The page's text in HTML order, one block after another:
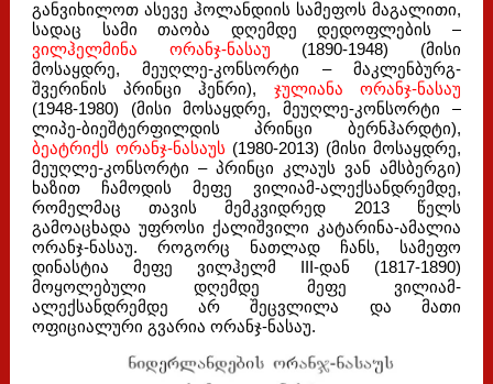
განვიხილოთ ასევე ჰოლანდიის სამეფოს მაგალითი,
სადაც სამი თაობა დღემდე დედოფლების –
ვილჰელმინა ორანჯ-ნასაუ (1890-1948) (მისი
მოსაყდრე, მეუღლე-კონსორტი – მაკლენბურგ-
შვერინის პრინცი ჰენრი), ჯულიანა ორანჯ-ნასაუ
(1948-1980) (მისი მოსაყდრე, მეუღლე-კონსორტი –
ლიპე-ბიეშტერფილდის პრინცი ბერნჰარდტი),
ბეატრიქს ორანჯ-ნასაუს (1980-2013) (მისი მოსაყდრე,
მეუღლე-კონსორტი – პრინცი კლაუს ვან ამსბერგი)
ხაზით ჩამოდის მეფე ვილიამ-ალექსანდრემდე,
რომელმაც თავის მემკვიდრედ 2013 წელს
გამოაცხადა უფროსი ქალიშვილი კატარინა-ამალია
ორანჯ-ნასაუ. როგორც ნათლად ჩანს, სამეფო
დინასტია მეფე ვილჰელმ III-დან (1817-1890)
მოყოლებული დღემდე მეფე ვილიამ-
ალექსანდრემდე არ შეცვლილა და მათი
ოფიციალური გვარია ორანჯ-ნასაუ.